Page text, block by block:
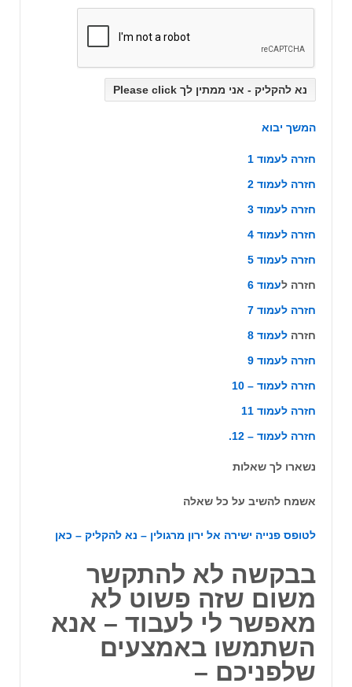
המשך יבוא
חזרה לעמוד 1
חזרה לעמוד 2
חזרה לעמוד 3
חזרה לעמוד 4
חזרה לעמוד 5
‏חזרה לעמוד 6
חזרה לעמוד 7
חזרה לעמוד 8
חזרה לעמוד 9
חזרה לעמוד – 10
חזרה לעמוד 11
חזרה לעמוד – 12.
נשארו לך שאלות
אשמח להשיב על כל שאלה
לטופס פנייה ישירה אל ירון מרגולין – נא להקליק – כאן
בבקשה לא להתקשר
משום שזה פשוט לא
מאפשר לי לעבוד – אנא
השתמשו באמצעים
שלפניכם –